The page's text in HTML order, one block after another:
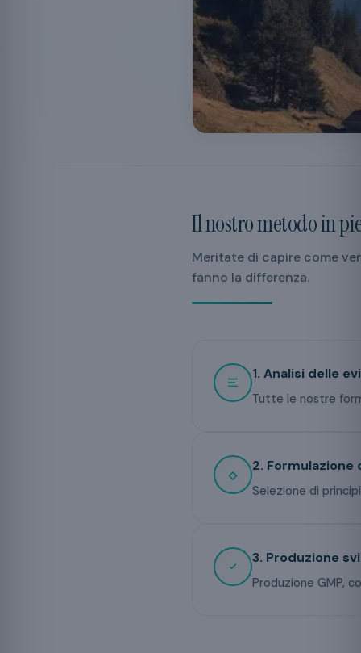
Il nostro metodo in
Meritate di capire come
fanno la differenza.
1. Analisi delle
Tutte le nostre
2. Formulazione
Selezione di
3. Produzione
Produzione GMP,